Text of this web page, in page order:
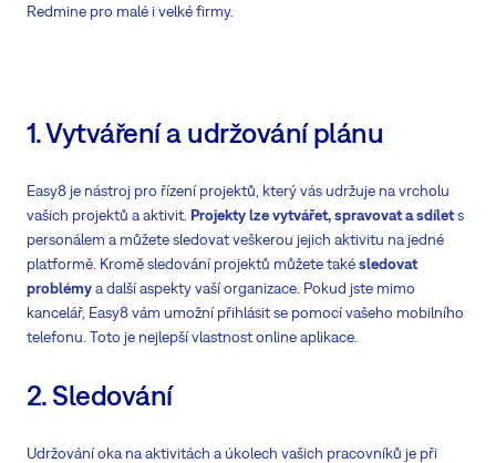
Redmine pro malé i velké firmy.
1. Vytváření a udržování plánu
Easy8 je nástroj pro řízení projektů, který vás udržuje na vrcholu
vašich projektů a aktivit. Projekty lze vytvářet, spravovat a sdílets
personálem a můžete sledovat veškerou jejich aktivitu na jedné
platformě. Kromě sledování projektů můžete takésledovat
problémya další aspekty vaší organizace. Pokud jste mimo
kancelář, Easy8 vám umožní přihlásit se pomocí vašeho mobilního
telefonu. Toto je nejlepší vlastnost online aplikace.
2. Sledování
Udržování oka na aktivitách a úkolech vašich pracovníků je při